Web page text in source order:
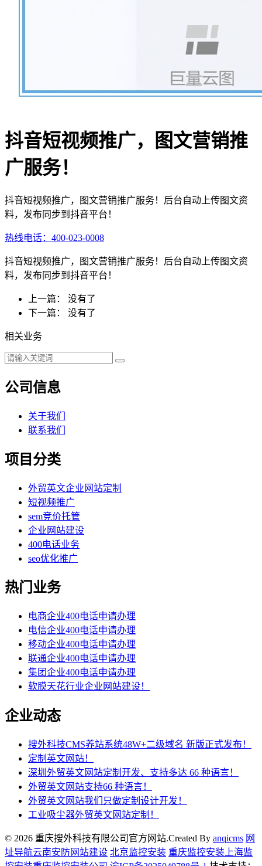
抖音短视频推广，图文营销推
广服务！
抖音短视频推广，图文营销推广服务！后台自动上传图文资
料，发布同步到抖音平台！
热线电话：400-023-0008
抖音短视频推广，图文营销推广服务！后台自动上传图文资
料，发布同步到抖音平台！
上一篇： 没有了
下一篇： 没有了
相关业务
公司信息
关于我们
联系我们
项目分类
外贸英文企业网站定制
短视频推广
sem竞价托管
企业网站建设
400电话业务
seo优化推广
热门业务
电商企业400电话申请办理
电信企业400电话申请办理
移动企业400电话申请办理
联通企业400电话申请办理
集团企业400电话申请办理
软膜天花行业企业网站建设！
企业动态
搜外科技CMS养站系统48W+二级域名 新版正式发布！
定制英文网站！
深圳外贸英文网站定制开发、支持多达 66 种语言！
外贸英文网站支持66 种语言！
外贸英文网站我们只做定制设计开发！
工业吸尘器外贸英文网站定制！
© 2026 重庆搜外科技有限公司官方网站.Created By anqicms 网
址导航云南安防网站建设 北京监控安装 重庆监控安装 上海监